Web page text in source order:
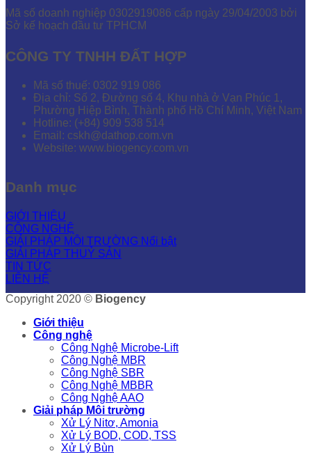
Mã số doanh nghiệp 0302919086 cấp ngày 29/04/2003 bởi
Sở kế hoạch đầu tư TPHCM
CÔNG TY TNHH ĐẤT HỢP
Mã số thuế: 0302 919 086
Địa chỉ: Số 2, Đường số 4, Khu nhà ở Vạn Phúc 1,
Phường Hiệp Bình, Thành phố Hồ Chí Minh, Việt Nam
Hotline: (+84) 909 538 514
Email: cskh@dathop.com.vn
Website: www.biogency.com.vn
Danh mục
GIỚI THIỆU
CÔNG NGHỆ
GIẢI PHÁP MÔI TRƯỜNG
GIẢI PHÁP THUỶ SẢN
TIN TỨC
LIÊN HỆ
Copyright 2020 © Biogency
Giới thiệu
Công nghệ
Công Nghệ Microbe-Lift
Công Nghệ MBR
Công Nghệ SBR
Công Nghệ MBBR
Công Nghệ AAO
Giải pháp Môi trường
Xử Lý Nitơ, Amonia
Xử Lý BOD, COD, TSS
Xử Lý Bùn